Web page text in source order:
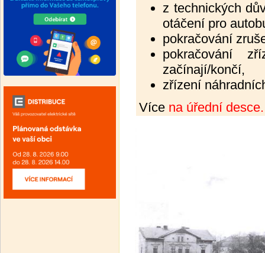
z technických
otáčení pro
pokračování
pokračování
začínají/končí,
zřízení
Více na úřední desce.